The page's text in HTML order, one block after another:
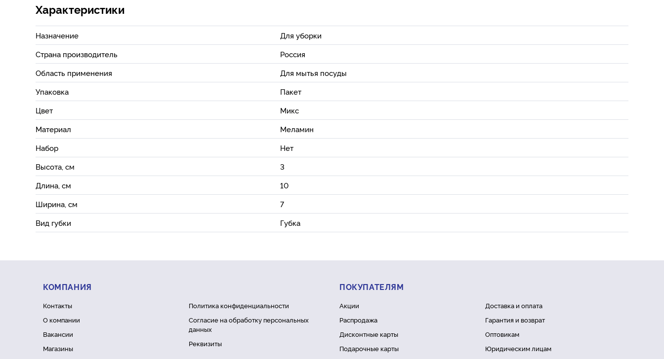
Характеристики
Назначение
Для уборки
Страна производитель
Россия
Область применения
Для мытья посуды
Упаковка
Пакет
Цвет
Микс
Материал
Меламин
Набор
Нет
Высота, см
3
Длина, см
10
Ширина, см
7
Вид губки
Губка
КОМПАНИЯ
Контакты
О компании
Вакансии
Магазины
Политика конфиденциальности
Согласие на обработку персональных
данных
Реквизиты
ПОКУПАТЕЛЯМ
Акции
Распродажа
Дисконтные карты
Подарочные карты
Доставка и оплата
Гарантия и возврат
Оптовикам
Юридическим лицам